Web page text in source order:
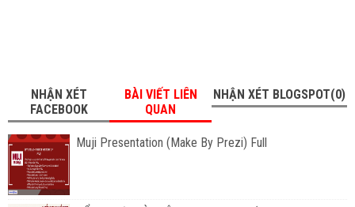
NHẬN XÉT
FACEBOOK
BÀI VIẾT LIÊN
QUAN
NHẬN XÉT BLOGSPOT(0)
Muji Presentation (Make By Prezi) Full